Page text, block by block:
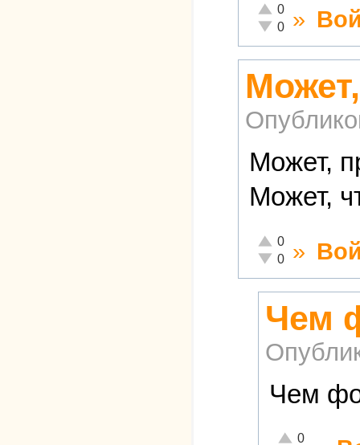
Отлично!
0
Неадекватно!
0 »
Может,
Может,
Отлично!
0
Неадекватно!
0 »
Чем
Чем
Отлично!
0